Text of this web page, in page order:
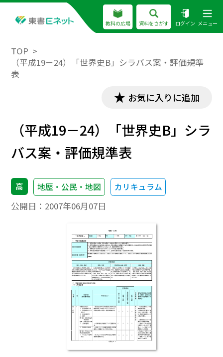
教科の広場 資料をさがす ログイン メニュー
TOP
（平成19－24）「世界史B」シラバス案・評価規準
表
お気に入りに追加
（平成19－24）「世界史B」シラ
バス案・評価規準表
高 地歴・公民・地図 カリキュラム
公開日： 2007年06月07日